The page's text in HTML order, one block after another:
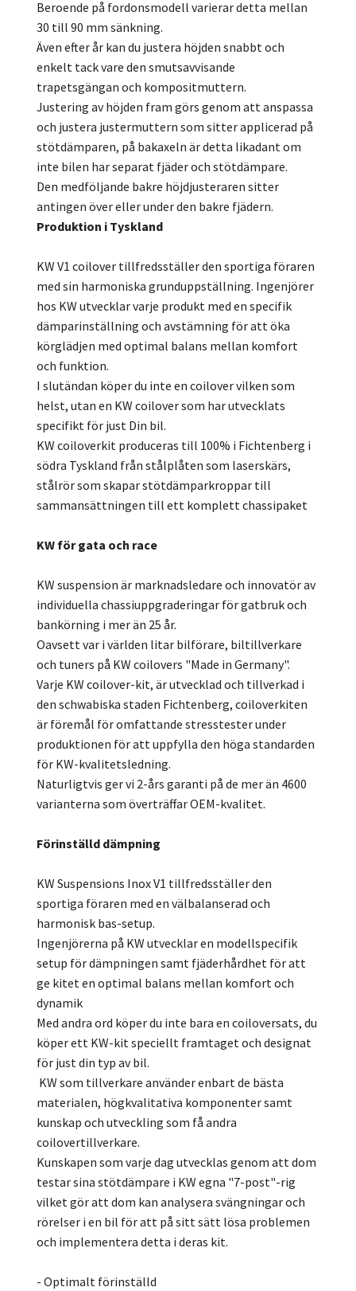
Beroende på fordonsmodell varierar detta mellan
30 till 90 mm sänkning.
Även efter år kan du justera höjden snabbt och
enkelt tack vare den smutsavvisande
trapetsgängan och kompositmuttern.
Justering av höjden fram görs genom att anspassa
och justera justermuttern som sitter applicerad på
stötdämparen, på bakaxeln är detta likadant om
inte bilen har separat fjäder och stötdämpare.
Den medföljande bakre höjdjusteraren sitter
antingen över eller under den bakre fjädern.
Produktion i Tyskland
KW V1 coilover tillfredsställer den sportiga föraren
med sin harmoniska grunduppställning. Ingenjörer
hos KW utvecklar varje produkt med en specifik
dämparinställning och avstämning för att öka
körglädjen med optimal balans mellan komfort
och funktion.
I slutändan köper du inte en coilover vilken som
helst, utan en KW coilover som har utvecklats
specifikt för just Din bil.
KW coiloverkit produceras till 100% i Fichtenberg i
södra Tyskland från stålplåten som laserskärs,
stålrör som skapar stötdämparkroppar till
sammansättningen till ett komplett chassipaket
KW för gata och race
KW suspension är marknadsledare och innovatör av
individuella chassiuppgraderingar för gatbruk och
bankörning i mer än 25 år.
Oavsett var i världen litar bilförare, biltillverkare
och tuners på KW coilovers "Made in Germany".
Varje KW coilover-kit, är utvecklad och tillverkad i
den schwabiska staden Fichtenberg, coiloverkiten
är föremål för omfattande stresstester under
produktionen för att uppfylla den höga standarden
för KW-kvalitetsledning.
Naturligtvis ger vi 2-års garanti på de mer än 4600
varianterna som överträffar OEM-kvalitet.
Förinställd dämpning
KW Suspensions Inox V1 tillfredsställer den
sportiga föraren med en välbalanserad och
harmonisk bas-setup.
Ingenjörerna på KW utvecklar en modellspecifik
setup för dämpningen samt fjäderhårdhet för att
ge kitet en optimal balans mellan komfort och
dynamik
Med andra ord köper du inte bara en coiloversats, du
köper ett KW-kit speciellt framtaget och designat
för just din typ av bil.
KW som tillverkare använder enbart de bästa
materialen, högkvalitativa komponenter samt
kunskap och utveckling som få andra
coilovertillverkare.
Kunskapen som varje dag utvecklas genom att dom
testar sina stötdämpare i KW egna "7-post"-rig
vilket gör att dom kan analysera svängningar och
rörelser i en bil för att på sitt sätt lösa problemen
och implementera detta i deras kit.
- Optimalt förinställd